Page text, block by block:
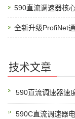
590直流调速器核
全新升级ProfiNet
技术文章
590直流调速器速
590C直流调速器